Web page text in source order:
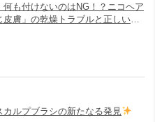
何も付けないのはNG！？ニコヘア
膚」の乾燥トラブルと正しい頭
ルプブラシの新たなる発見